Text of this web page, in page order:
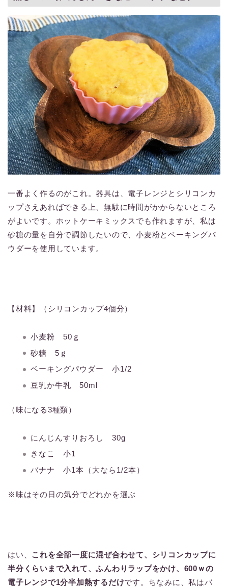
一番よく作るのがこれ。器具は、電子レンジとシリコンカ
ップさえあればできる上、無駄に時間がかからないところ
がよいです。ホットケーキミックスでも作れますが、私は
砂糖の量を自分で調節したいので、小麦粉とベーキングパ
ウダーを使用しています。
【材料】（シリコンカップ4個分）
小麦粉 50ｇ
砂糖 5ｇ
ベーキングパウダー 小1/2
豆乳か牛乳 50ml
（味になる3種類）
にんじんすりおろし 30g
きなこ 小1
バナナ 小1本（大なら1/2本）
※味はその日の気分でどれかを選ぶ
はい、 これを全部一度に混ぜ合わせて、シリコンカップに
半分くらいまで入れて、ふんわりラップをかけ、600ｗの
電子レンジで1分半加熱するだけです。ちなみに、私はバ